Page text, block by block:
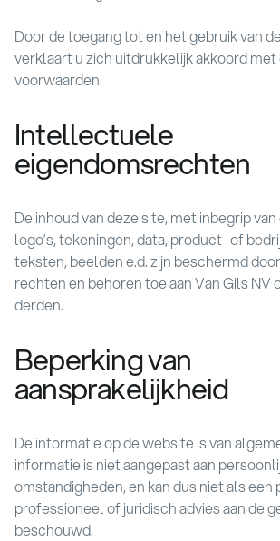
Door de toegang tot en het gebruik van
verklaart u zich uitdrukkelijk akkoord
voorwaarden.
Intellectuele
eigendomsrechten
De inhoud van deze site, met inbegrip
logo’s, tekeningen, data, product- of
teksten, beelden e.d. zijn beschermd
rechten en behoren toe aan Van Gils NV
derden.
Beperking van
aansprakelijkheid
De informatie op de website is van
informatie is niet aangepast aan
omstandigheden, en kan dus niet als een
professioneel of juridisch advies aan de
beschouwd.